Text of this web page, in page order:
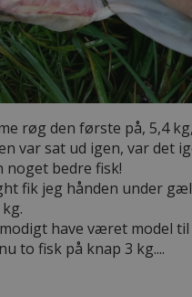
røg den første på, 5,4
var sat ud igen, var det
noget bedre fisk!
fik jeg hånden under
have været model
to fisk på knap 3 kg....